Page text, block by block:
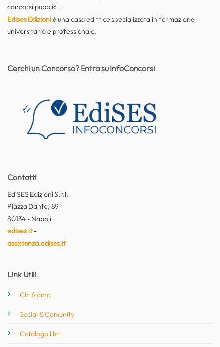
concorsi pubblici.
Edises Edizioniè una casa editrice specializzata in formazione
universitaria e professionale.
Contatti
EdiSES Edizioni S.r.l.
Piazza Dante, 89
80134 - Napoli
edises.it-
assistenza.edises.it
Link Utili
Chi Siamo
Social & Comunity
Catalogo libri
Cerchi un Concorso? Entra su InfoConcorsi